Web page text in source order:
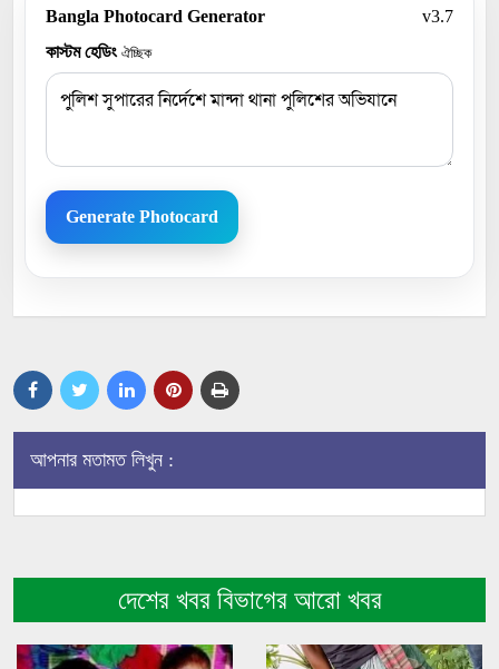
Bangla Photocard Generator
v3.7
কাস্টম হেডিং ঐচ্ছিক
Generate Photocard
আপনার মতামত লিখুন :
দেশের খবর বিভাগের আরো খবর